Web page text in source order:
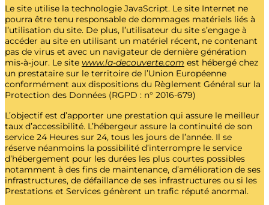
Le site utilise la technologie JavaScript. Le site Internet ne
pourra être tenu responsable de dommages matériels liés à
l’utilisation du site. De plus, l’utilisateur du site s’engage à
accéder au site en utilisant un matériel récent, ne contenant
pas de virus et avec un navigateur de dernière génération
mis-à-jour. Le site www.la-decouverte.com est hébergé chez
un prestataire sur le territoire de l’Union Européenne
conformément aux dispositions du Règlement Général sur la
Protection des Données (RGPD : n° 2016-679)
L’objectif est d’apporter une prestation qui assure le meilleur
taux d’accessibilité. L’hébergeur assure la continuité de son
service 24 Heures sur 24, tous les jours de l’année. Il se
réserve néanmoins la possibilité d’interrompre le service
d’hébergement pour les durées les plus courtes possibles
notamment à des fins de maintenance, d’amélioration de ses
infrastructures, de défaillance de ses infrastructures ou si les
Prestations et Services génèrent un trafic réputé anormal.